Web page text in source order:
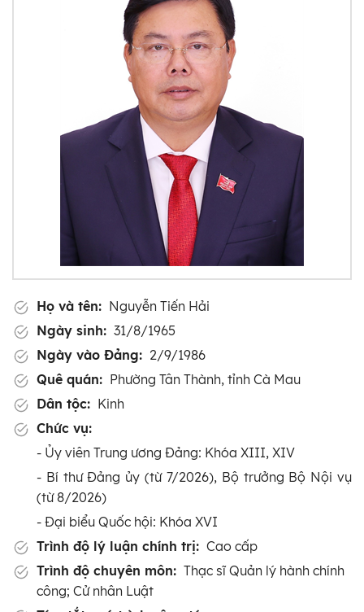
Họ và tên: Nguyễn Tiến Hải
Ngày sinh: 31/8/1965
Ngày vào Đảng: 2/9/1986
Quê quán: Phường Tân Thành, tỉnh Cà Mau
Dân tộc: Kinh
Chức vụ:
- Ủy viên Trung ương Đảng: Khóa XIII, XIV
- Bí thư Đảng ủy (từ 7/2026), Bộ trưởng Bộ Nội vụ
(từ 8/2026)
- Đại biểu Quốc hội: Khóa XVI
Trình độ lý luận chính trị: Cao cấp
Trình độ chuyên môn: Thạc sĩ Quản lý hành chính
công; Cử nhân Luật